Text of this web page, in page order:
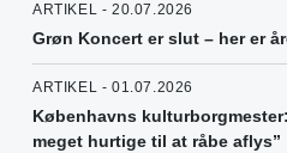
ARTIKEL - 20.07.2026
Grøn Koncert er slut – her er
ARTIKEL - 01.07.2026
Københavns
meget hurtige til at råbe aflys”